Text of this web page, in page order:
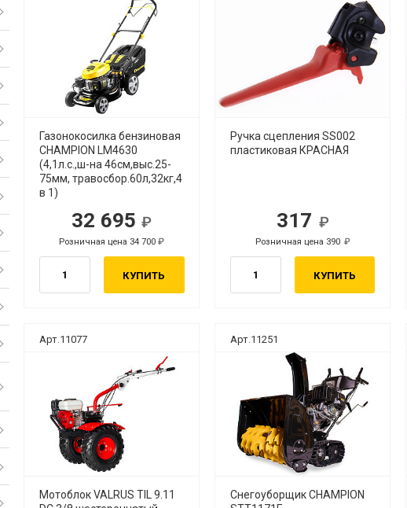
Газонокосилка бензиновая
CHAMPION LM4630
(4,1л.с.,ш-на 46см,выс.25-
75мм, травосбор.60л,32кг,4
в 1)
32 695
Розничная цена 34 700
КУПИТЬ
Ручка сцепления SS002
пластиковая КРАСНАЯ
317
Розничная цена 390
КУПИТЬ
руб.
руб.
руб.
руб.
Арт.11077
Мотоблок VALRUS TIL 9.11
Арт.11251
Снегоуборщик CHAMPION